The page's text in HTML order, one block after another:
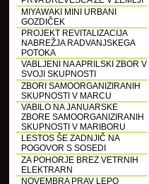
MIYAWAKI MINI URBANI
GOZDIČEK
PROJEKT REVITALIZACIJA
NABREŽJA RADVANJSKEGA
POTOKA
VABLJENI NA APRILSKI ZBOR V
SVOJI SKUPNOSTI
ZBORI SAMOORGANIZIRANIH
SKUPNOSTI V MARCU
VABILO NA JANUARSKE
ZBORE SAMOORGANIZIRANIH
SKUPNOSTI V MARIBORU
LESTOS ŠE ZADNJIČ NA
POGOVOR S SOSEDI
ZA POHORJE BREZ VETRNIH
ELEKTRARN
NOVEMBRA PRAV LEPO